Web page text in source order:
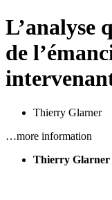
L’analyse
de
Thierry Glarner
…more information
Thierry Glarner